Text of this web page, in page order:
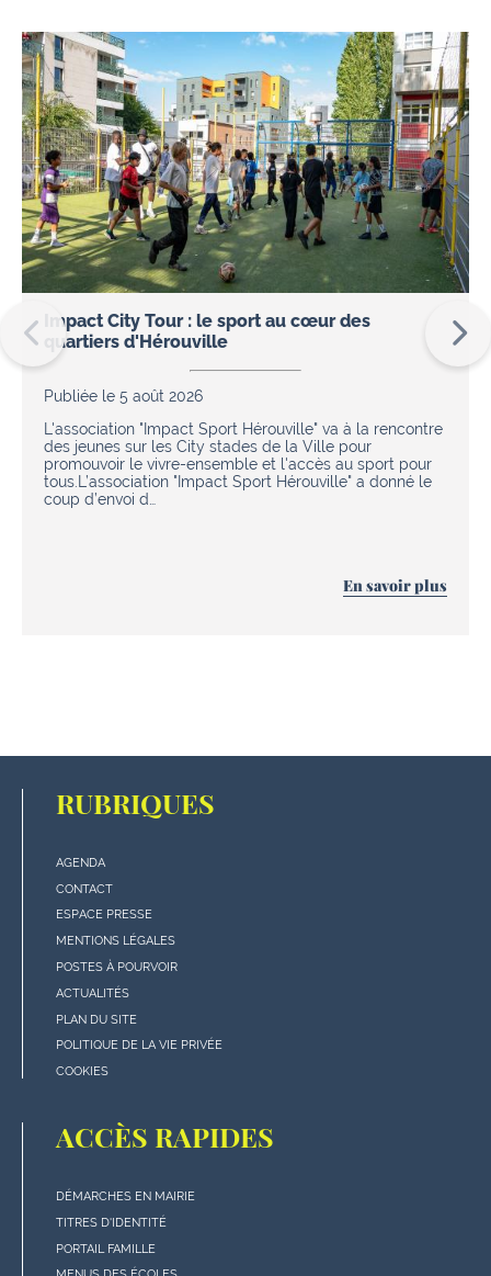
Impact City Tour : le sport au cœur des
quartiers d'Hérouville
Publiée le 5 août 2026
L'association "Impact Sport Hérouville" va à la rencontre
des jeunes sur les City stades de la Ville pour
promouvoir le vivre-ensemble et l'accès au sport pour
tous.L’association "Impact Sport Hérouville" a donné le
coup d’envoi d…
En savoir plus
RUBRIQUES
Menu
"rubriques"
en
bas
de
page
AGENDA
CONTACT
ESPACE PRESSE
MENTIONS LÉGALES
POSTES À POURVOIR
ACTUALITÉS
PLAN DU SITE
POLITIQUE DE LA VIE PRIVÉE
COOKIES
ACCÈS RAPIDES
Menu
"Accès
DÉMARCHES EN MAIRIE
TITRES D'IDENTITÉ
PORTAIL FAMILLE